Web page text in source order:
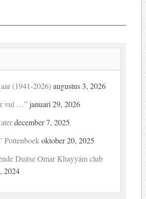
(1941-2026) augustus 3, 2026
vul …” januari 29, 2026
december 7, 2025
Pottenboek oktober 20, 2025
Duitse Omar Khayyám club
2024